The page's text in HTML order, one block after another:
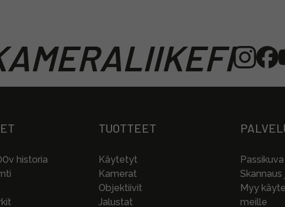
historia
TUOTTEET
Käytetyt
Kamerat
Objektiivit
Jalustat
Passikuva
Myy
meille